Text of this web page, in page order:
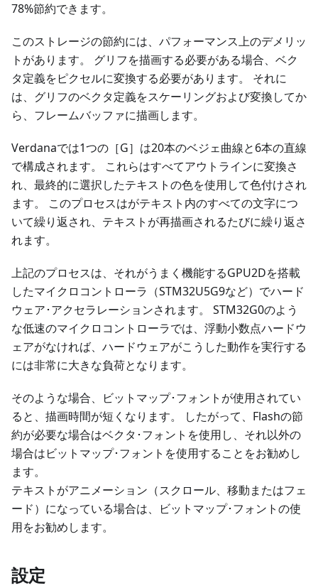
78%節約できます。
このストレージの節約には、パフォーマンス上のデメリッ
トがあります。 グリフを描画する必要がある場合、ベク
タ定義をピクセルに変換する必要があります。 それに
は、グリフのベクタ定義をスケーリングおよび変換してか
ら、フレームバッファに描画します。
Verdanaでは1つの［G］は20本のベジェ曲線と6本の直線
で構成されます。 これらはすべてアウトラインに変換さ
れ、最終的に選択したテキストの色を使用して色付けされ
ます。 このプロセスはがテキスト内のすべての文字につ
いて繰り返され、テキストが再描画されるたびに繰り返さ
れます。
上記のプロセスは、それがうまく機能するGPU2Dを搭載
したマイクロコントローラ（STM32U5G9など）でハード
ウェア･アクセラレーションされます。 STM32G0のよう
な低速のマイクロコントローラでは、浮動小数点ハードウ
ェアがなければ、ハードウェアがこうした動作を実行する
には非常に大きな負荷となります。
そのような場合、ビットマップ･フォントが使用されてい
ると、描画時間が短くなります。 したがって、Flashの節
約が必要な場合はベクタ･フォントを使用し、それ以外の
場合はビットマップ･フォントを使用することをお勧めし
ます。
テキストがアニメーション（スクロール、移動またはフェ
ード）になっている場合は、ビットマップ･フォントの使
用をお勧めします。
設定